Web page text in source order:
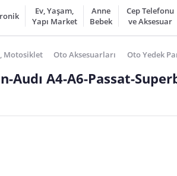
Ev, Yaşam,
Yapı Market
Anne
Bebek
Cep Telefonu
ve Aksesuar
Motosiklet Oto Aksesuarları Oto Yedek
Audı A4-A6-Passat-